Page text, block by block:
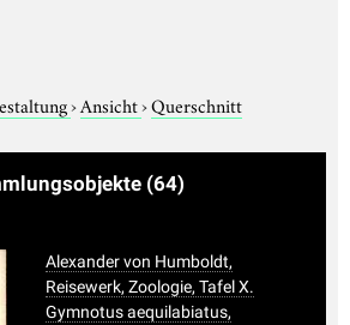
›Ansicht›Querschnitt
(64)
Alexander von Humboldt,
Reisewerk, Zoologie, Tafel X.
Gymnotus aequilabiatus,